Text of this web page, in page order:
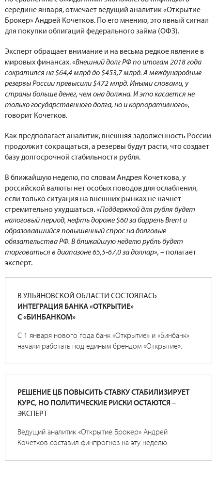
середине января, отмечает ведущий аналитик «Открытие
Брокер» Андрей Кочетков. По его мнению, это явный сигнал
для покупки облигаций федерального займа (ОФЗ).
Эксперт обращает внимание и на весьма редкое явление в
мировых финансах.«Внешний долг РФ по итогам 2018 года
сократился на $64,4 млрд до $453,7 млрд. А международные
резервы России превысили $472 млрд. Иными словами, у
страны больше денег, чем она должна. И это касается не
только государственного долга, но и корпоративного»,–
говорит Кочетков.
Как предполагает аналитик, внешняя задолженность России
продолжит сокращаться, а резервы будут расти, что создает
базу долгосрочной стабильности рубля.
В ближайшую неделю, по словам Андрея Кочеткова, у
российской валюты нет особых поводов для ослабления,
если только ситуация на внешних рынках не начнет
стремительно ухудшаться.«Поддержкой для рубля будет
налоговый период, нефть дороже $60 за баррель Brent и
образовавшийся повышенный спрос на долговые
обязательства РФ. В ближайшую неделю рубль будет
торговаться в диапазоне 65,5-67,0 за доллар»,– полагает
эксперт.
В УЛЬЯНОВСКОЙ ОБЛАСТИ СОСТОЯЛАСЬ
ИНТЕГРАЦИЯ БАНКА «ОТКРЫТИЕ»
С «БИНБАНКОМ»
С 1 января нового года банк «Открытие» и «Бинбанк»
начали работать под единым брендом «Открытие».
РЕШЕНИЕ ЦБ ПОВЫСИТЬ СТАВКУ СТАБИЛИЗИРУЕТ
КУРС, НО ПОЛИТИЧЕСКИЕ РИСКИ ОСТАЮТСЯ –
ЭКСПЕРТ
Ведущий аналитик «Открытие Брокер» Андрей
Кочетков составил финпрогноз на эту неделю.